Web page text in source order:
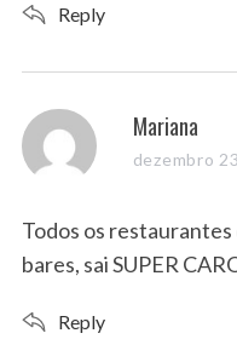
Reply
s
a
s
:
Mariana
dezembro
Todos os
bares, sai SUPER
Reply